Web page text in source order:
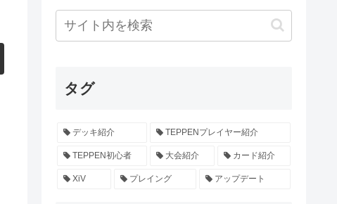
タグ
デッキ紹介 TEPPENプレイヤー紹介
TEPPEN初心者 大会紹介 カード紹介
XiV プレイング アップデート